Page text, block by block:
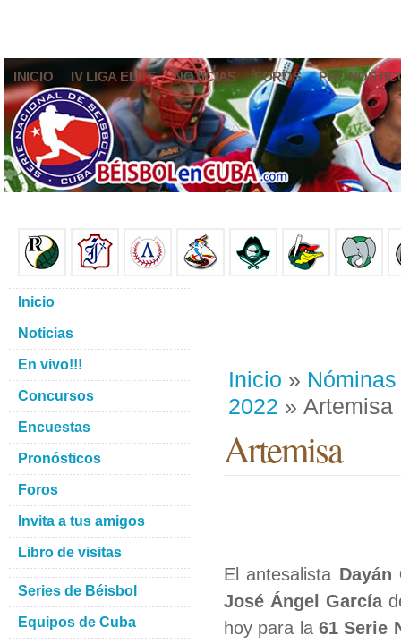
INICIO IV LIGA ELITE NOTICIAS FOROS
Inicio » Nóminas
2022 » Artemisa
Artemisa
El antesalista Dayán
José Ángel García
hoy para la 61 Serie
Inicio
Noticias
En vivo!!!
Concursos
Encuestas
Pronósticos
Foros
Invita a tus amigos
Libro de visitas
Series de Béisbol
Equipos de Cuba